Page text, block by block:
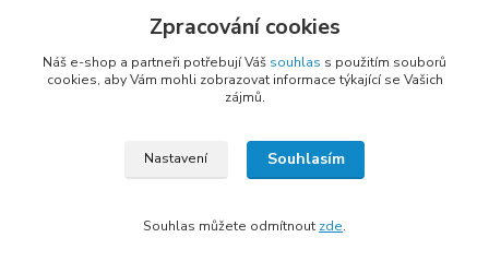
Klíč ke stažení kolečka VELO
95 Kč /ks
79 Kčbez DPH Skladem 1 ks
Přidat do košíku
Zpracování cookies
Náš e-shop a partneři potřebují Váš souhlas s použitím souborů
cookies, aby Vám mohli zobrazovat informace týkající se Vašich
zájmů.
Nastavení Souhlasím
Souhlas můžete odmítnout zde.